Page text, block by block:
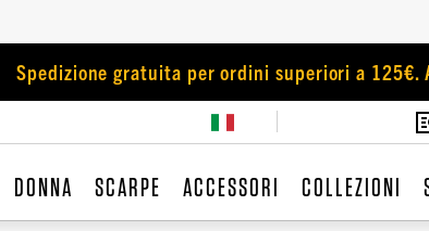
Spedizione gratuita per ordini superiori a 125€.
DONNA SCARPE ACCESSORI COLLEZIONI